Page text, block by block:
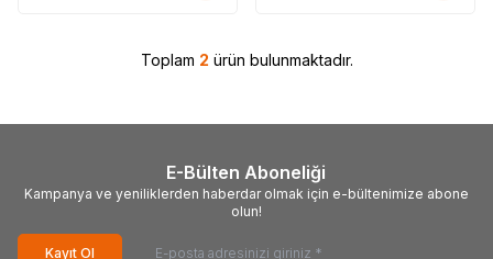
Toplam 2 ürün bulunmaktadır.
E-Bülten Aboneliği
Kampanya ve yeniliklerden haberdar olmak için e-bültenimize abone
olun!
Kayıt Ol